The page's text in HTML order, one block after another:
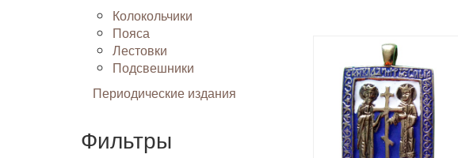
Колокольчики
Пояса
Лестовки
Подсвешники
Периодические издания
Фильтры